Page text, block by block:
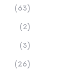
(63)
(2)
(3)
(26)